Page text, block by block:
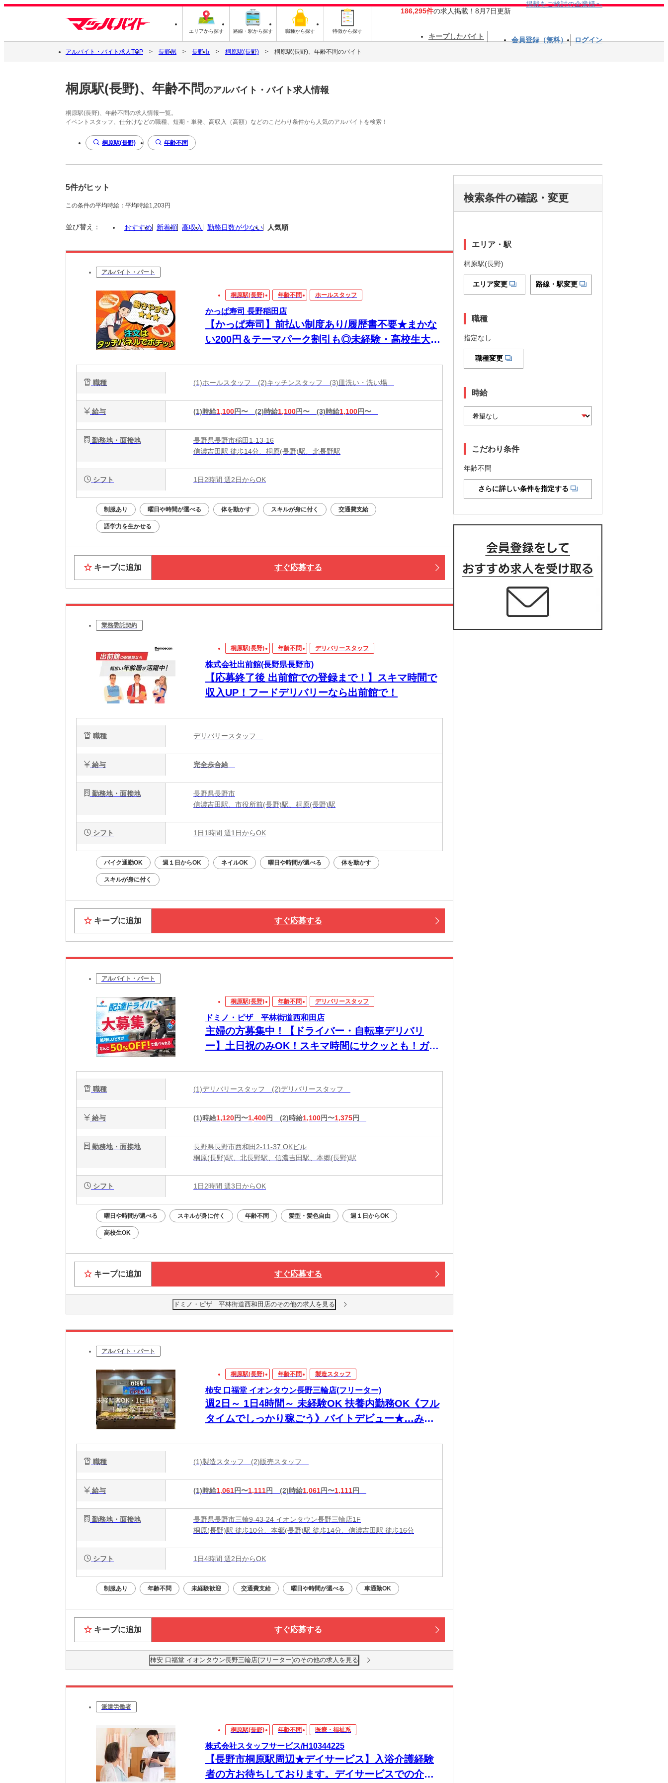
エリアから探す 路線・駅から探す 職種から探す 特徴から探す
186,295件の求人掲載！8月7日更新
掲載をご検討の企業様へ
キープしたバイト 会員登録（無料） ログイン
アルバイト・バイト求人TOP 長野県 長野市 桐原駅(長野) 桐原駅(長野)、年齢不問のバイト
桐原駅(長野)、年齢不問のアルバイト・バイト求人情報
桐原駅(長野)、年齢不問の求人情報一覧。
イベントスタッフ、仕分けなどの職種、短期・単発、高収入（高額）などのこだわり条件から人気のアルバイトを検索！
桐原駅(長野) 年齢不問
5件がヒット
この条件の平均時給：平均時給1,203円
並び替え： おすすめ 新着順 高収入 勤務日数が少ない 人気順
アルバイト・パート
桐原駅(長野) 年齢不問 ホールスタッフ
かっぱ寿司 長野稲田店
【かっぱ寿司】前払い制度あり/履歴書不要★まかな
い200円＆テーマパーク割引も◎未経験・高校生大歓
職種 (1)ホールスタッフ (2)キッチンスタッフ (3)皿洗い・洗い場
給与 (1)時給1,100円〜 (2)時給1,100円〜 (3)時給1,100円〜
勤務地・面接地
長野県長野市稲田1-13-16
信濃吉田駅 徒歩14分、桐原(長野)駅、北長野駅
シフト 1日2時間 週2日からOK
制服あり 曜日や時間が選べる 体を動かす スキルが身に付く 交通費支給
語学力を生かせる
キープに追加 すぐ応募する
業務委託契約
桐原駅(長野) 年齢不問 デリバリースタッフ
株式会社出前館(長野県長野市)
【応募終了後 出前館での登録まで！】スキマ時間で
収入UP！フードデリバリーなら出前館で！
職種 デリバリースタッフ
給与 完全歩合給
勤務地・面接地
長野県長野市
信濃吉田駅、市役所前(長野)駅、桐原(長野)駅
シフト 1日1時間 週1日からOK
バイク通勤OK 週１日からOK ネイルOK 曜日や時間が選べる 体を動かす
スキルが身に付く
キープに追加 すぐ応募する
アルバイト・パート
桐原駅(長野) 年齢不問 デリバリースタッフ
ドミノ・ピザ 平林街道西和田店
主婦の方募集中！【ドライバー・自転車デリバリ
ー】土日祝のみOK！スキマ時間にサクッとも！ガッ
職種 (1)デリバリースタッフ (2)デリバリースタッフ
給与 (1)時給1,120円〜1,400円 (2)時給1,100円〜1,375円
勤務地・面接地
長野県長野市西和田2-11-37 OKビル
桐原(長野)駅、北長野駅、信濃吉田駅、本郷(長野)駅
シフト 1日2時間 週3日からOK
曜日や時間が選べる スキルが身に付く 年齢不問 髪型・髪色自由 週１日からOK
高校生OK
キープに追加 すぐ応募する
ドミノ・ピザ 平林街道西和田店のその他の求人を見る
アルバイト・パート
桐原駅(長野) 年齢不問 製造スタッフ
柿安 口福堂 イオンタウン長野三輪店(フリーター)
週2日～ 1日4時間～ 未経験OK 扶養内勤務OK《フル
タイムでしっかり稼ごう》バイトデビュー★…みん
職種 (1)製造スタッフ (2)販売スタッフ
給与 (1)時給1,061円〜1,111円 (2)時給1,061円〜1,111円
勤務地・面接地
長野県長野市三輪9-43-24 イオンタウン長野三輪店1F
桐原(長野)駅 徒歩10分、本郷(長野)駅 徒歩14分、信濃吉田駅 徒歩16分
シフト 1日4時間 週2日からOK
制服あり 年齢不問 未経験歓迎 交通費支給 曜日や時間が選べる 車通勤OK
キープに追加 すぐ応募する
柿安 口福堂 イオンタウン長野三輪店(フリーター)のその他の求人を見る
派遣労働者
桐原駅(長野) 年齢不問 医療・福祉系
株式会社スタッフサービス/H10344225
【長野市桐原駅周辺★デイサービス】入浴介護経験
者の方お待ちしております。デイサービスでの介護
検索条件の確認・変更
エリア・駅
桐原駅(長野)
エリア変更 路線・駅変更
職種
指定なし
職種変更
時給
こだわり条件
年齢不問
さらに詳しい条件を指定する